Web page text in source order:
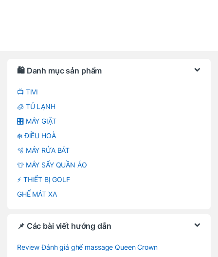
🛍️ Danh mục sản phẩm
📺 TIVI
🧊 TỦ LẠNH
🎛️ MÁY GIẶT
❄️ ĐIỀU HOÀ
🫧 MÁY RỬA BÁT
👕 MÁY SẤY QUẦN ÁO
⚡ THIẾT BỊ GOLF
GHẾ MÁT XA
📌 Các bài viết hướng dẫn
Review Đánh giá ghế massage Queen Crown